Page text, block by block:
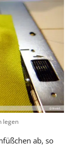
legen
ab, so